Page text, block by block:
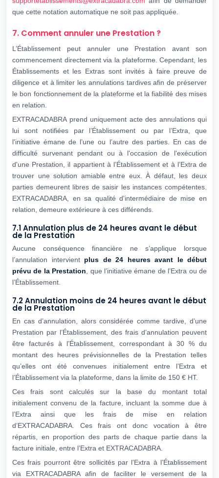
que cette notation automatique ne soit pas appliquée.
7. Comment annuler une Prestation ?
L’Établissement peut annuler une Prestation avant son
commencement directement via la plateforme. Cependant, les
Établissements et les Extras sont invités à faire preuve de
diligence et à limiter les annulations tardives afin de préserver
le bon fonctionnement de la plateforme et la fiabilité des mises
en relation.
EXTRACADABRA prend uniquement acte des annulations qui
lui sont notifiées par l’Établissement ou par l’Extra, que
l'initiative émane de l’une ou l’autre des parties. En cas de
difficulté survenant pendant ou à l'occasion de l'exécution
d'une Prestation, il appartient à l’Établissement et à l’Extra de
trouver une solution amiable entre eux. À défaut, les deux
parties demeurent libres de saisir les instances compétentes.
EXTRACADABRA, en sa qualité d'intermédiaire de mise en
relation, demeure extérieure à ces différends.
7.1 Annulation plus de 24 heures avant le début
de la Prestation
Aucune conséquence financière ne s’applique lorsque
l’annulation intervient plus de 24
heures avant le début
prévu de la Prestation , que l’initiative émane de l’Extra ou de
l’Établissement.
7.2 Annulation moins de 24 heures avant le début
de la Prestation
En cas d’annulation, alors considérée comme tardive, d’une
Prestation par l’Établissement, des frais d’annulation peuvent
être facturés à l’Établissement, correspondant à 30 % du
montant des heures prévisionnelles de la Prestation telles
qu’elles ont été convenues initialement entre l’Extra et
l’Établissement via la plateforme, dans la limite de 150 € HT.
Ces frais sont calculés sur la base du montant total
initialement convenu de la facture, incluant la somme due à
l’Extra ainsi que les frais de mise en relation
d’EXTRACADABRA. Ces frais ont donc vocation à être
répartis, en proportion des parts de chaque partie dans la
facture initiale, entre l’Extra et EXTRACADABRA.
Ces frais pourront être sollicités par l’Extra à l’Établissement
via EXTRACADABRA afin de faciliter le versement de la